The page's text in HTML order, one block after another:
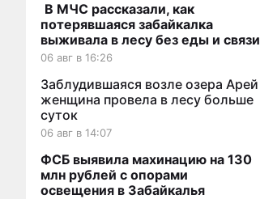
В МЧС рассказали, как
потерявшаяся забайкалка
выживала в лесу без еды и связи
06 авг в 16:26
Заблудившаяся возле озера Арей
женщина провела в лесу больше
суток
06 авг в 14:07
ФСБ выявила махинацию на 130
млн рублей с опорами
освещения в Забайкалья